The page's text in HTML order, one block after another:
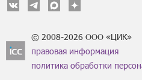
© 2008-2026 ООО «ЦИК»
правовая информация
политика обработки